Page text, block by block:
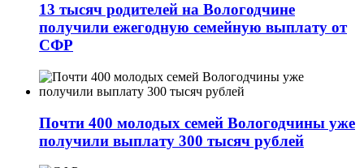
13 тысяч родителей на Вологодчине
получили ежегодную семейную выплату от
СФР
Почти 400 молодых семей Вологодчины уже
получили выплату 300 тысяч рублей